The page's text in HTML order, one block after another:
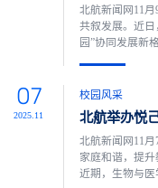
北航新闻网11
共叙发展。近
园”协同发展新
园快速发展。在
校区规划、学
书...
07
2025.11
校园风采
北航新闻网11
家庭和谐，提升
近期，生物与